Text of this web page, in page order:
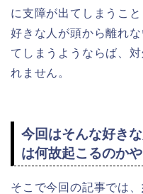
に支障が出てしまうこと
好きな人が頭から離れ
てしまうようならば、
れません。
今回はそんな好き
は何故起こるのか
そこで今回の記事では、